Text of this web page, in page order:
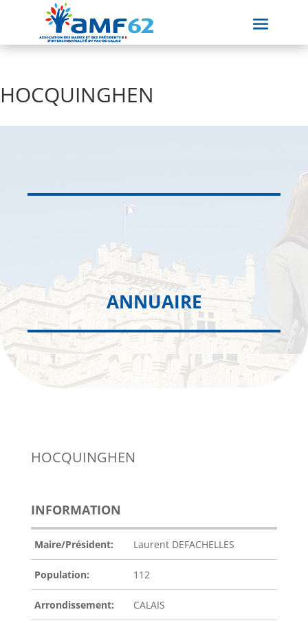
HOCQUINGHEN
ANNUAIRE
HOCQUINGHEN
INFORMATION
Maire/Président: Laurent DEFACHELLES
Population: 112
Arrondissement: CALAIS